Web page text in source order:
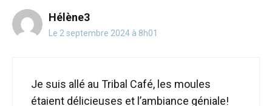
Hélène3
Le 2 septembre 2024 à 8h01
Je suis allé au Tribal Café, les moules
étaient délicieuses et l’ambiance géniale!